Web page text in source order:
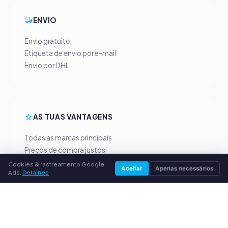
ENVIO
Envio gratuito
Etiqueta de envio por e-mail
Envio por DHL
AS TUAS VANTAGENS
Todas as marcas principais
Preços de compra justos
Pagamento antecipado por PayPal
Aconselhamento personalizado
Cookies & rastreamento Google
Ads. Detalhes Aceitar Apenas necessários